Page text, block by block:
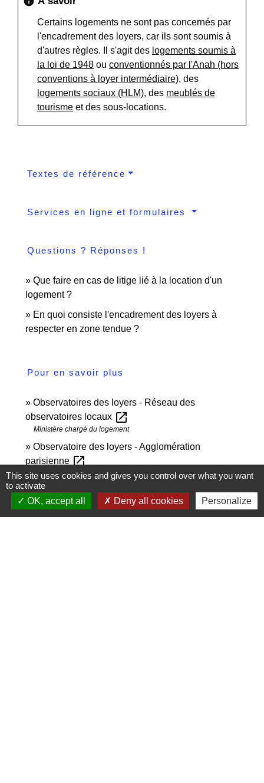
Certains logements ne sont pas concernés par
l'encadrement des loyers, car ils sont soumis à
d'autres règles. Il s'agit des logements soumis à
la loi de 1948 ou conventionnés par l'Anah (hors
conventions à loyer intermédiaire), des
logements sociaux (HLM), des meublés de
tourisme et des sous-locations.
Textes de référence
Services en ligne et formulaires
Questions ? Réponses !
Que faire en cas de litige lié à la location d'un
logement ?
En quoi consiste l'encadrement des loyers à
respecter en zone tendue ?
Pour en savoir plus
Observatoires des loyers - Réseau des
observatoires locaux open_in_new
Ministère chargé du logement
Observatoire des loyers - Agglomération
parisienne open_in_new
Ministère chargé du logement
Loi n°89-462 du 6 juillet 1989 relative aux rapports
locatifs : article 17-2 open_in_new
Legifrance
This site uses cookies and gives you control over what you want
to activate
OK, accept all
Deny all cookies Personalize